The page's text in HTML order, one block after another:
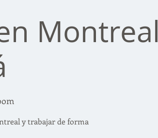
Montreal
y trabajar de forma